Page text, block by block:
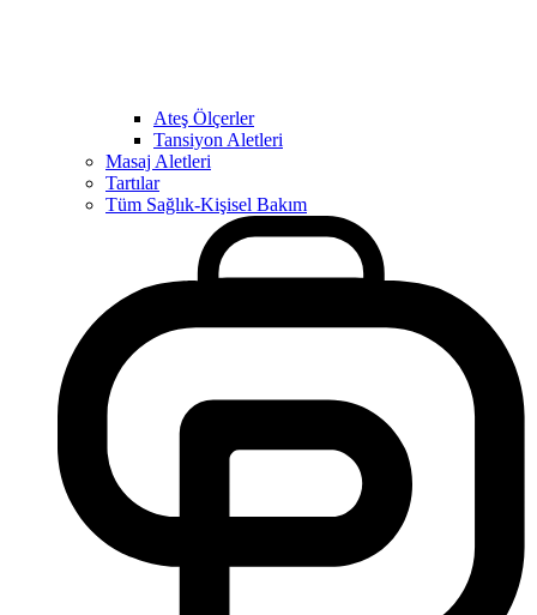
Ateş Ölçerler
Tansiyon Aletleri
Masaj Aletleri
Tartılar
Tüm Sağlık-Kişisel Bakım